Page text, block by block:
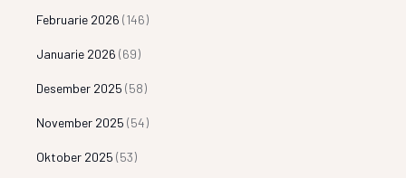
Februarie 2026 (146)
Januarie 2026 (69)
Desember 2025 (58)
November 2025 (54)
Oktober 2025 (53)